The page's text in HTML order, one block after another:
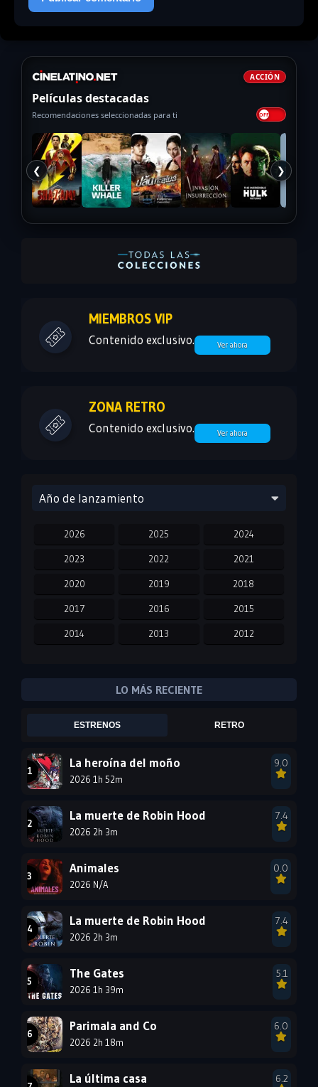
ACCIÓN
Películas destacadas
Recomendaciones seleccionadas para ti
❮ ❯
MIEMBROS VIP
Contenido exclusivo. Ver ahora
ZONA RETRO
Contenido exclusivo. Ver ahora
Año de lanzamiento
2026 2025 2024
2023 2022 2021
2020 2019 2018
2017 2016 2015
2014 2013 2012
2007
1999 1998
1996
1990
1984
1978
LO MÁS RECIENTE
ESTRENOS RETRO
La heroína del moño
2026 1h 52m
9.0
La muerte de Robin Hood
2026 2h 3m
7.4
Animales
2026 N/A
0.0
La muerte de Robin Hood
2026 2h 3m
7.4
The Gates
2026 1h 39m
5.1
Parimala and Co
2026 2h 18m
6.0
La última casa 6.2